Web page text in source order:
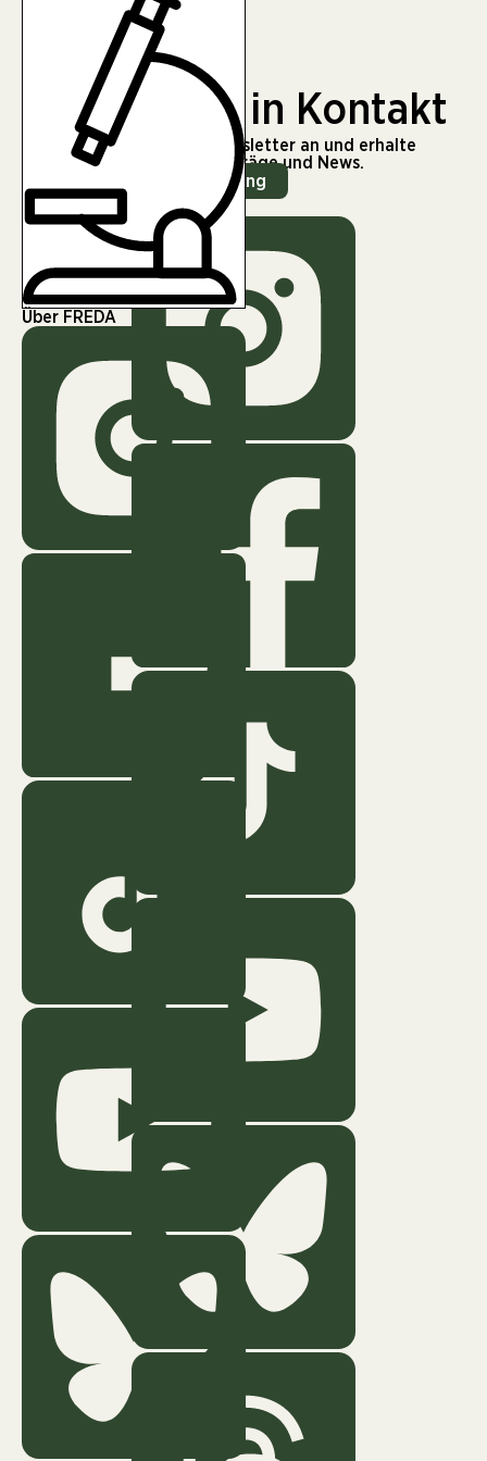
Über FREDA
Gesellschaft
Wissenschaft
Bleiben wir in Kontakt
Melde dich für unseren Newsletter an und erhalte
regelmäßig spannende Beiträge und News.
Zur Newsletter Anmeldung